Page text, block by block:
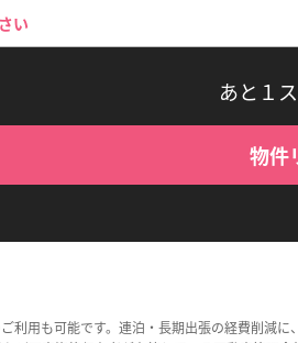
あと１
物件
用も可能です。連泊・長期出張の経費削減に